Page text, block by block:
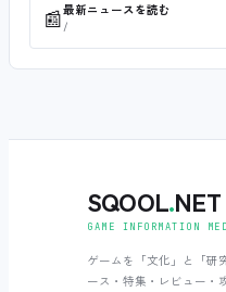
📰最新ニュースを読む
/
SQOOL.NET
GAME INFORMATION
ゲームを「文化」と「研
ース・特集・レビュー・